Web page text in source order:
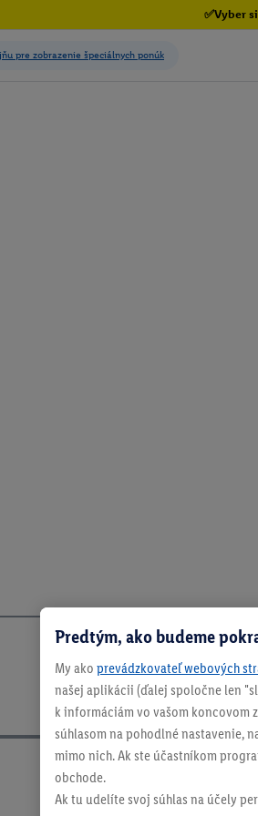
✅Vyber
Predtým, ako budeme
My ako prevádzkovateľ webových
našej aplikácii (ďalej spoločne len
k informáciám vo vašom koncovom
súhlasom na pohodlné nastavenie,
mimo nich. Ak ste účastníkom
obchode.
Ak tu udelíte svoj súhlas na účely